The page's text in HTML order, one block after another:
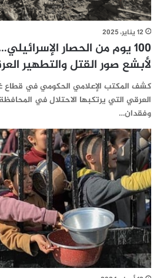
12 يناير، 2025
100 يوم من الحصار
لأبشع صور القتل والتطهير
كشف المكتب الإعلامي الحكومي في قطاع
العرقي التي يرتكبها الاحتلال في
وفقدان…